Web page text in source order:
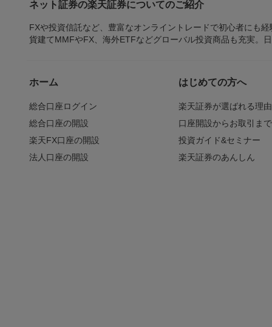
ネット証券の楽天証券についてのご紹介
FXや投資信託など、豊富なオンライントレードで初心者にも
貨建てMMFやFX、海外ETFなどグローバル投資商品も充実。
ホーム
総合口座ログイン
総合口座の開設
楽天FX口座の開設
法人口座の開設
はじめての方へ
楽天証券が選ばれる理由
口座開設からお取引ま
投資ガイド&セミナー
楽天証券のあんしん